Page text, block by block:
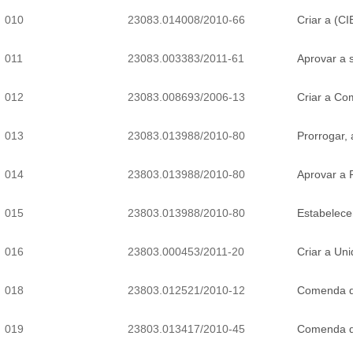
010 23083.014008/2010-66 Criar a
011 23083.003383/2011-61 Aprovar a
012 23083.008693/2006-13 Criar a
013 23083.013988/2010-80 Prorrogar,
014 23803.013988/2010-80 Aprovar a
015 23803.013988/2010-80
016 23803.000453/2011-20 Criar a
018 23803.012521/2010-12 Comenda
019 23803.013417/2010-45 Comenda